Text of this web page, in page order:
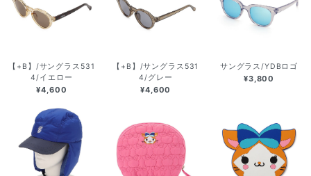
【+B】/サングラス531
4/イエロー
¥4,600
【+B】/サングラス531
4/グレー
¥4,600
サングラス/YDBロゴ
¥3,800